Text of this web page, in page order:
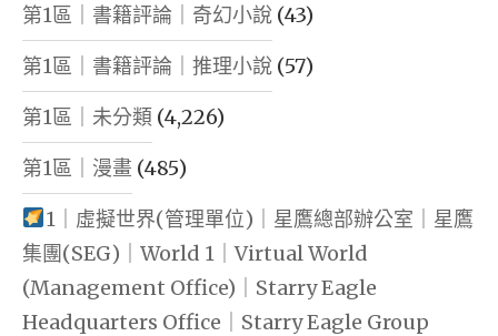
第1區｜書籍評論｜奇幻小說 (43)
第1區｜書籍評論｜推理小說 (57)
第1區｜未分類 (4,226)
第1區｜漫畫 (485)
1｜虛擬世界(管理單位)｜星鷹總部辦公室｜星鷹
集團(SEG)｜World 1｜Virtual World
(Management Office)｜Starry Eagle
Headquarters Office｜Starry Eagle Group